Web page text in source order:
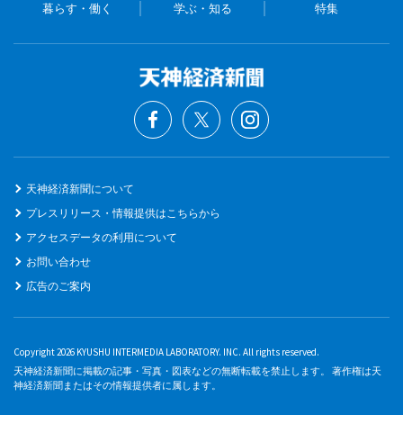
暮らす・働く 学ぶ・知る 特集
天神経済新聞について
プレスリリース・情報提供はこちらから
アクセスデータの利用について
お問い合わせ
広告のご案内
Copyright 2026 KYUSHU INTERMEDIA LABORATORY. INC. All rights reserved.
天神経済新聞に掲載の記事・写真・図表などの無断転載を禁止します。 著作権は天
神経済新聞またはその情報提供者に属します。